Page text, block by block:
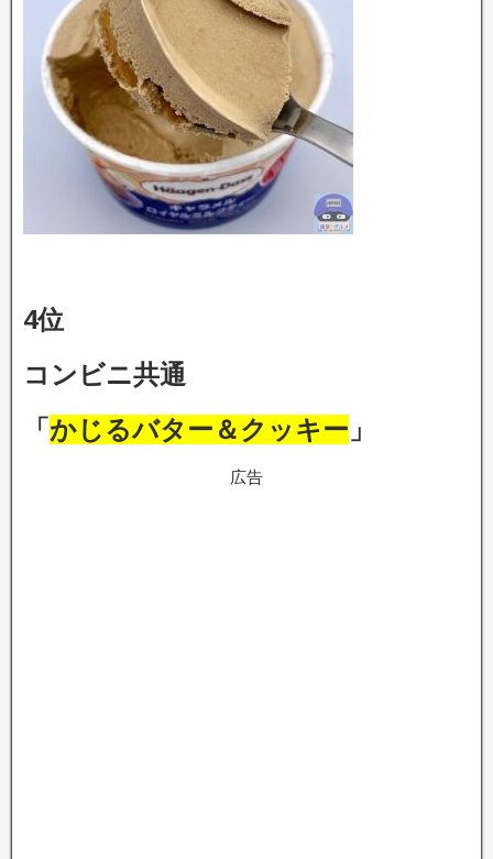
4位
コンビニ共通
「 かじるバター＆クッキー 」
広告